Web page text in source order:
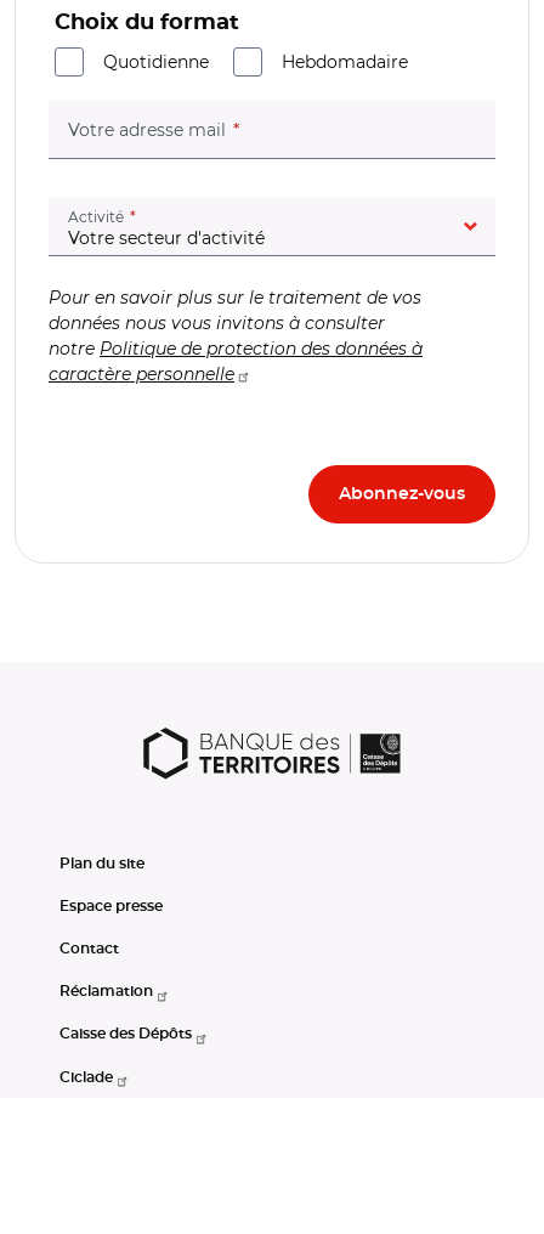
Choix du format
Quotidienne
Hebdomadaire
Votre adresse mail (champ obligatoire)
Activité (champ obligatoire)
Pour en savoir plus sur le traitement de vos
données nous vous invitons à consulter
notre Politique de protection des données à
caractère personnelle
Plan du site
Espace presse
Contact
Réclamation
Caisse des Dépôts
Ciclade